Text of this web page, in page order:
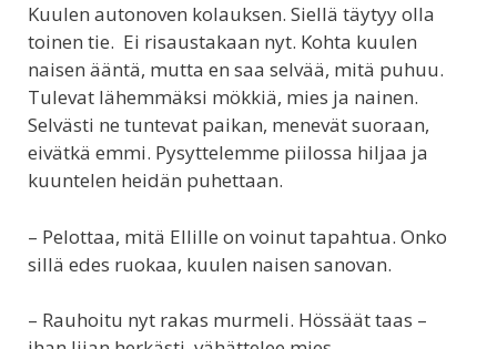
Kuulen autonoven kolauksen. Siellä täytyy olla
toinen tie. Ei risaustakaan nyt. Kohta kuulen
naisen ääntä, mutta en saa selvää, mitä puhuu.
Tulevat lähemmäksi mökkiä, mies ja nainen.
Selvästi ne tuntevat paikan, menevät suoraan,
eivätkä emmi. Pysyttelemme piilossa hiljaa ja
kuuntelen heidän puhettaan.
– Pelottaa, mitä Ellille on voinut tapahtua. Onko
sillä edes ruokaa, kuulen naisen sanovan.
– Rauhoitu nyt rakas murmeli. Hössäät taas –